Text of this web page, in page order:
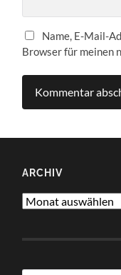
Name, E-Mail-
Browser für meinen
ARCHIV
Archiv